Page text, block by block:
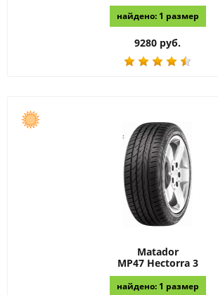
найдено: 1 размер
9280 руб.
Matador
MP47 Hectorra 3
найдено: 1 размер